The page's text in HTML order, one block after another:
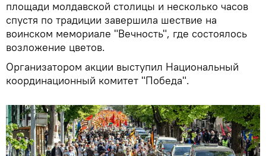
площади молдавской столицы и несколько часов
спустя по традиции завершила шествие на
воинском мемориале "Вечность", где состоялось
возложение цветов.
Организатором акции выступил Национальный
координационный комитет "Победа".